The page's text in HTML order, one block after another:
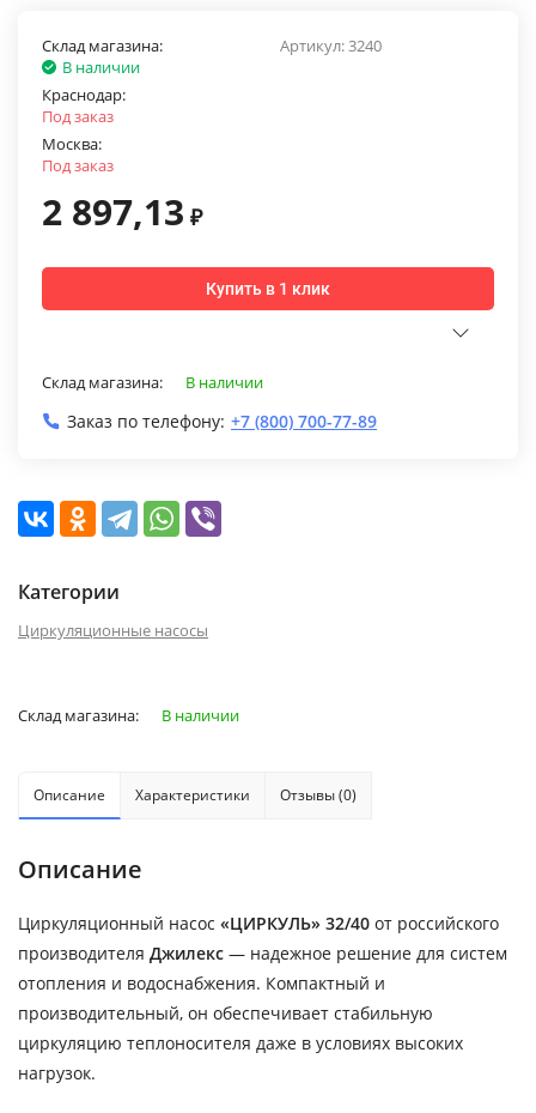
Артикул:3240
Склад магазина:
В наличии
Краснодар:
Под заказ
Москва:
Под заказ
2 897,13 ₽
Купить в 1 клик
Склад магазина: В наличии
Заказ по телефону: +7 (800) 700-77-89
Категории
Циркуляционные насосы
Склад магазина: В наличии
Описание Характеристики Отзывы (0)
Описание
Циркуляционный насос «ЦИРКУЛЬ» 32/40 от российского
производителя Джилекс — надежное решение для систем
отопления и водоснабжения. Компактный и
производительный, он обеспечивает стабильную
циркуляцию теплоносителя даже в условиях высоких
нагрузок.